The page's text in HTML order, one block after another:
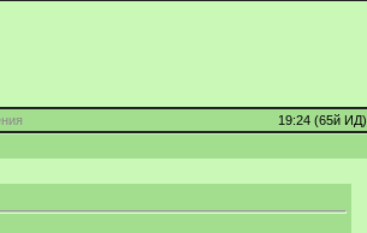
19:24 (65й ИД)